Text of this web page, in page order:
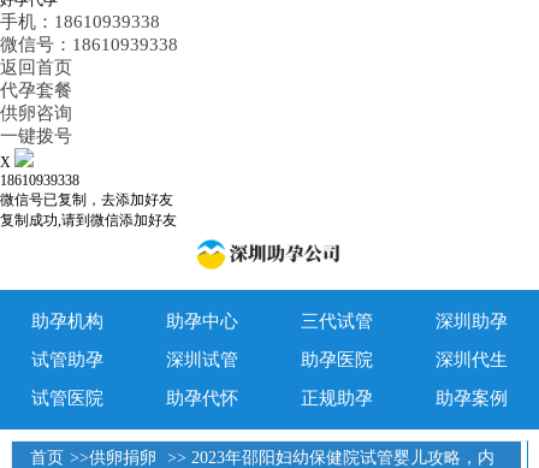
手机：18610939338
微信号：18610939338
返回首页
代孕套餐
供卵咨询
一键拨号
X
18610939338
微信号已复制，去添加好友
复制成功,请到微信添加好友
助孕机构 助孕中心 三代试管
深圳助孕
试管助孕
深圳试管 助孕医院
深圳代生
试管医院
助孕代怀 正规助孕 助孕案例
首页 >>供卵捐卵
>> 2023年邵阳妇幼保健院试管婴儿攻略，内